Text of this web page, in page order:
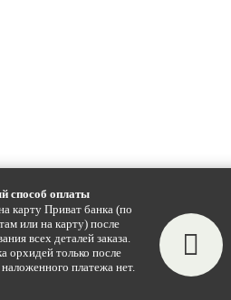
способ оплаты
карту Приват банка (по
или на карту) после
всех деталей заказа.
орхидей только после
платежа нет.